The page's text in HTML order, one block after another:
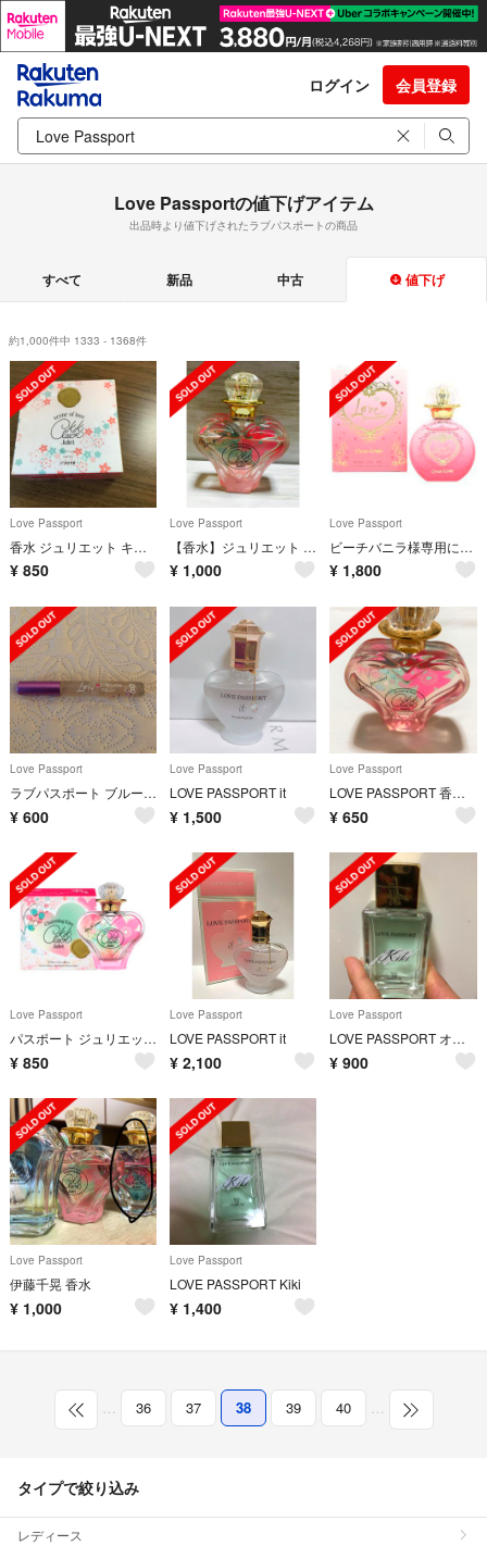
ログイン 会員登録
Love Passportの値下げアイテム
出品時より値下げされたラブパスポートの商品
すべて 新品 中古 値下げ
約1,000件中 1333 - 1368件
Love Passport
香水 ジュリエット キキ クレール オードパルファム
¥ 850
Love Passport
【香水】ジュリエット キキ クレール オードパルファム
¥ 1,000
Love Passport
ビーチバニラ様専用に変更いたします(*^^*)
¥ 1,800
Love Passport
ラブパスポート ブルーム ロールタイプフレグランス
¥ 600
Love Passport
LOVE PASSPORT it
¥ 1,500
Love Passport
LOVE PASSPORT 香水 元AAA伊藤千晃
¥ 650
Love Passport
パスポート ジュリエット キキ クレール オードパルファム
¥ 850
Love Passport
LOVE PASSPORT it
¥ 2,100
Love Passport
LOVE PASSPORT オードトワレ Kiki
¥ 900
Love Passport
伊藤千晃 香水
¥ 1,000
Love Passport
LOVE PASSPORT Kiki
¥ 1,400
… 36 37 38 39 40 …
タイプで絞り込み
レディース